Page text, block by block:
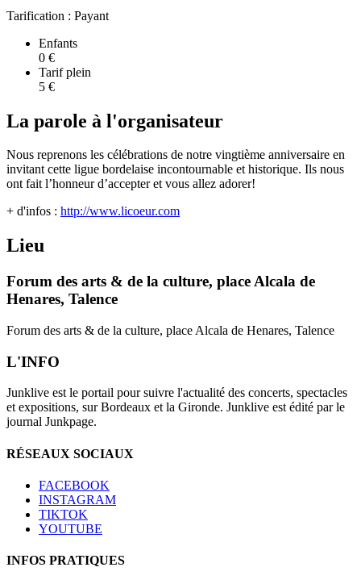
Tarification : Payant
Enfants
0 €
Tarif plein
5 €
La parole à l'organisateur
Nous reprenons les célébrations de notre vingtième anniversaire en
invitant cette ligue bordelaise incontournable et historique. Ils nous
ont fait l’honneur d’accepter et vous allez adorer!
+ d'infos : http://www.licoeur.com
Lieu
Forum des arts & de la culture, place Alcala de
Henares, Talence
Forum des arts & de la culture, place Alcala de Henares, Talence
L'INFO
Junklive est le portail pour suivre l'actualité des concerts, spectacles
et expositions, sur Bordeaux et la Gironde. Junklive est édité par le
journal Junkpage.
RÉSEAUX SOCIAUX
FACEBOOK
INSTAGRAM
TIKTOK
YOUTUBE
INFOS PRATIQUES